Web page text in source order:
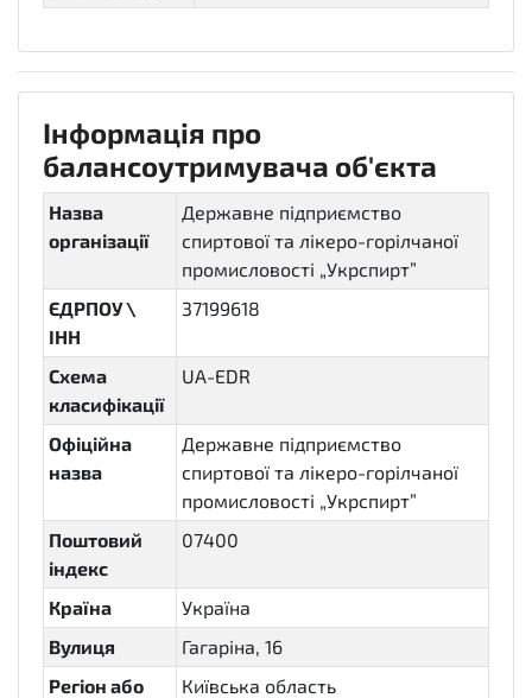
Інформація про
балансоутримувача об'єкта
Назва
організації
Державне підприємство
спиртової та лікеро-горілчаної
промисловості „Укрспирт”
ЄДРПОУ \
ІНН
37199618
Схема
класифікації
UA-EDR
Офіційна
назва
Державне підприємство
спиртової та лікеро-горілчаної
промисловості „Укрспирт”
Поштовий
індекс
07400
Країна
Україна
Вулиця
Гагаріна, 16
Регіон або
Київська область